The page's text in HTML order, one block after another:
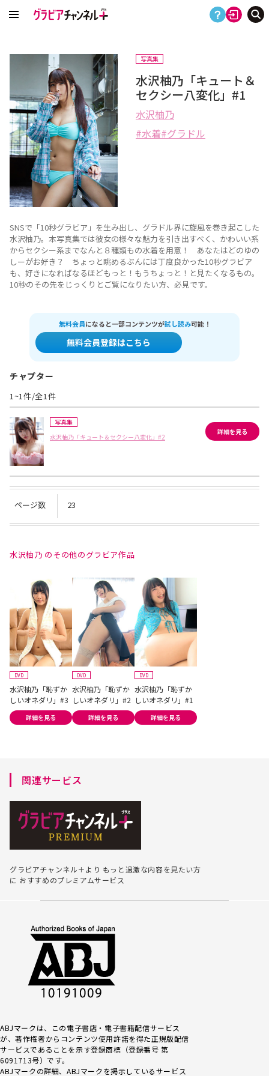
写真集
水沢柚乃「キュート＆
セクシー八変化」#1
水沢柚乃
水着 グラドル
SNSで「10秒グラビア」を生み出し、グラドル界に旋風を巻き起こした
水沢柚乃。本写真集では彼女の様々な魅力を引き出すべく、かわいい系
からセクシー系までなんと８種類もの水着を用意！ あなたはどのゆの
しーがお好き？ ちょっと眺めるぶんには丁度良かった10秒グラビア
も、好きになればなるほどもっと！もうちょっと！と見たくなるもの。
10秒のその先をじっくりとご覧になりたい方、必見です。
無料会員になると一部コンテンツが試し読み可能！
無料会員登録はこちら
チャプター
1~1件/全1件
写真集
水沢柚乃「キュート＆セクシー八変化」#2
詳細を見る
ページ数 23
水沢柚乃 のその他のグラビア作品
DVD
水沢柚乃「恥ずか
しいオネダリ」#3
詳細を見る
DVD
水沢柚乃「恥ずか
しいオネダリ」#2
詳細を見る
DVD
水沢柚乃「恥ずか
しいオネダリ」#1
詳細を見る
関連サービス
グラビアチャンネル＋より もっと過激な内容を見たい方
に おすすめのプレミアムサービス
ABJマークは、この電子書店・電子書籍配信サービス
が、著作権者からコンテンツ使用許諾を得た正規版配信
サービスであるこ とを示す登録商標（登録番号 第
6091713号）です。
ABJマークの詳細、ABJマークを掲示しているサービス